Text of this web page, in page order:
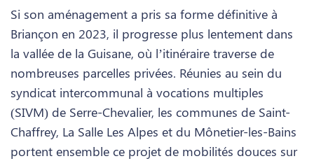
Si son aménagement a pris sa forme définitive à
Briançon en 2023, il progresse plus lentement dans
la vallée de la Guisane, où l’itinéraire traverse de
nombreuses parcelles privées. Réunies au sein du
syndicat intercommunal à vocations multiples
(SIVM) de Serre-Chevalier, les communes de Saint-
Chaffrey, La Salle Les Alpes et du Mônetier-les-Bains
portent ensemble ce projet de mobilités douces sur